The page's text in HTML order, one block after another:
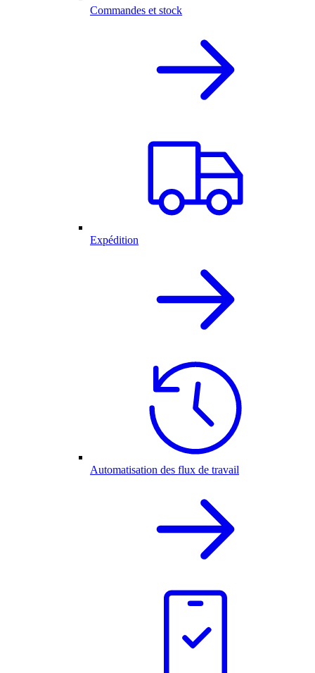
Commandes et stock
Expédition
Automatisation des flux de travail